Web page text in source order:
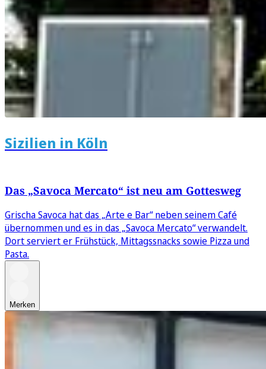
Sizilien in Köln
Das „Savoca Mercato“ ist neu am Gottesweg
Grischa Savoca hat das „Arte e Bar“ neben seinem Café
übernommen und es in das „Savoca Mercato“ verwandelt.
Dort serviert er Frühstück, Mittagssnacks sowie Pizza und
Pasta.
Merken